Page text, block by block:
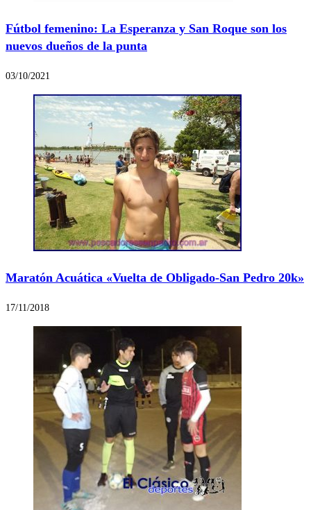
Fútbol femenino: La Esperanza y San Roque son los
nuevos dueños de la punta
03/10/2021
Maratón Acuática «Vuelta de Obligado-San Pedro 20k»
17/11/2018